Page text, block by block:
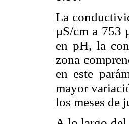
La
µS/cm a 753
en pH, la
zona
en este
mayor
los meses de